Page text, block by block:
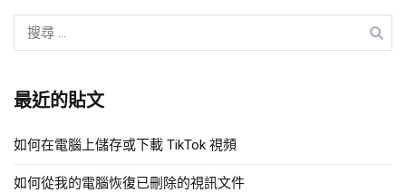
尋:
最近的貼文
如何在電腦上儲存或下載 TikTok 視頻
如何從我的電腦恢復已刪除的視訊文件